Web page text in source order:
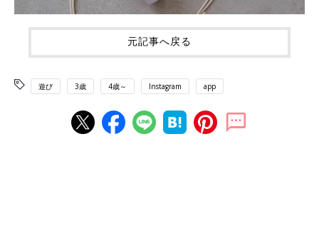
元記事へ戻る
遊び 3歳 4歳～ Instagram app